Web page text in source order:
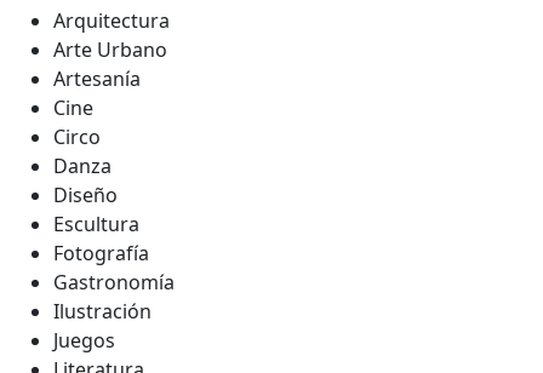
Arquitectura
Arte Urbano
Artesanía
Cine
Circo
Danza
Diseño
Escultura
Fotografía
Gastronomía
Ilustración
Juegos